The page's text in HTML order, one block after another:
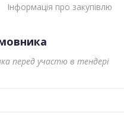
Інформація про закупівлю
перед участю в тендері